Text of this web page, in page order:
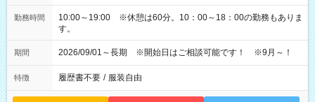
勤務時間
10:00～19:00 ※休憩は60分。10：00～18：00の勤務もありま
す。
期間 2026/09/01～長期 ※開始日はご相談可能です！ ※9月～！
特徴 履歴書不要 / 服装自由